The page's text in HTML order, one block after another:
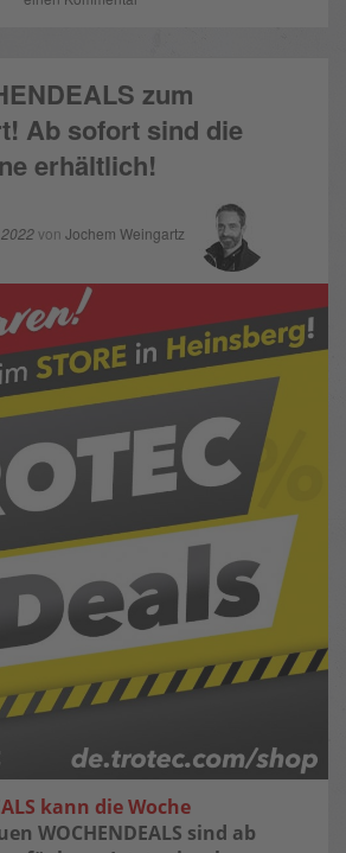
zum
Ab sofort sind die
erhältlich!
von Jochem Weingartz
kann die Woche
WOCHENDEALS sind ab